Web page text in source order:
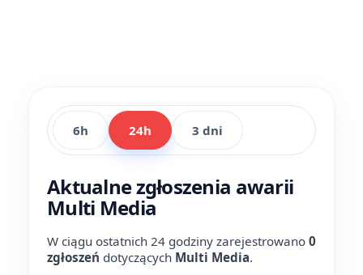
6h 24h 3 dni
Aktualne zgłoszenia awarii
Multi Media
W ciągu ostatnich 24 godziny zarejestrowano 0
zgłoszeń dotyczących Multi Media.